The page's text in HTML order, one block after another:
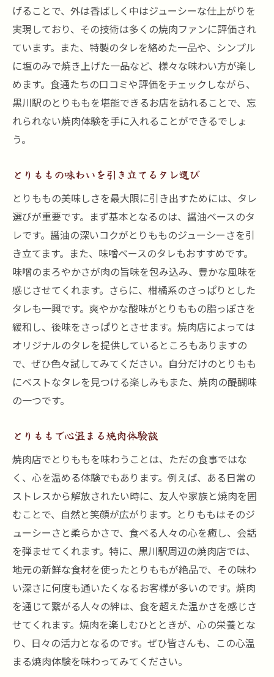
げることで、外は香ばしく中はジューシーな仕上がりを
実現しており、その技術は多くの焼肉ファンに評価され
ています。また、特製のタレを絡めた一品や、シンプル
に塩のみで焼き上げた一品など、様々な味わい方が楽し
めます。食通たちの口コミや評価をチェックしながら、
黒川駅のとりももを堪能できるお店を訪れることで、忘
れられない焼肉体験を手に入れることができるでしょ
う。
とりももの味わいを引き立てるタレ選び
とりももの美味しさを最大限に引き出すためには、タレ
選びが重要です。まず基本となるのは、醤油ベースのタ
レです。醤油の深いコクがとりもものジューシーさを引
き立てます。また、味噌ベースのタレもおすすめです。
味噌のまろやかさが肉の旨味を包み込み、豊かな風味を
感じさせてくれます。さらに、柑橘系のさっぱりとした
タレも一興です。爽やかな酸味がとりももの脂っぽさを
緩和し、後味をさっぱりとさせます。焼肉店によっては
オリジナルのタレを提供しているところもありますの
で、ぜひ色々試してみてください。自分だけのとりもも
にベストなタレを見つける楽しみもまた、焼肉の醍醐味
の一つです。
とりももで心温まる焼肉体験談
焼肉店でとりももを味わうことは、ただの食事ではな
く、心を温める体験でもあります。例えば、ある日常の
ストレスから解放されたい時に、友人や家族と焼肉を囲
むことで、自然と笑顔が広がります。とりももはそのジ
ューシーさと柔らかさで、食べる人々の心を癒し、会話
を弾ませてくれます。特に、黒川駅周辺の焼肉店では、
地元の新鮮な食材を使ったとりももが絶品で、その味わ
い深さに何度も通いたくなるお客様が多いのです。焼肉
を通じて繋がる人々の絆は、食を超えた温かさを感じさ
せてくれます。焼肉を楽しむひとときが、心の栄養とな
り、日々の活力となるのです。ぜひ皆さんも、この心温
まる焼肉体験を味わってみてください。